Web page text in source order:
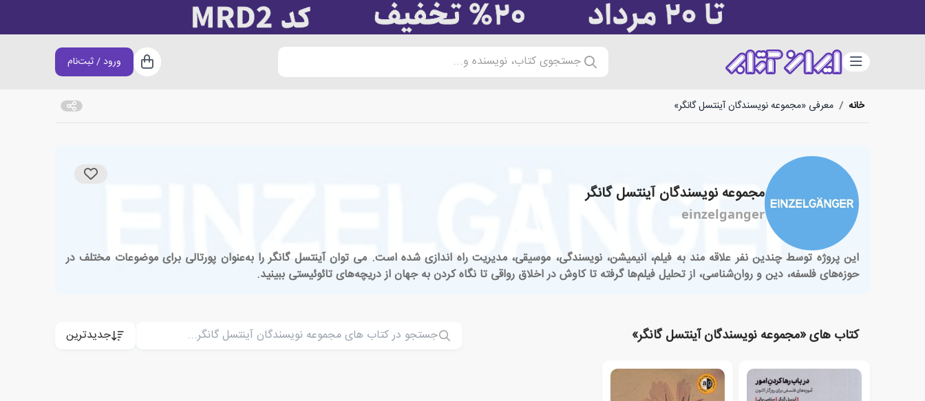
دسته‌بندی جستجوی کتاب، نویسنده و... سبد خرید
ورود / ثبت‌نام
خانه / معرفی «مجموعه نویسندگان آینتسل گانگر»
مجموعه نویسندگان آینتسل گانگر
einzelganger
این پروژه توسط چندین نفر علاقه مند به فیلم، انیمیشن، نویسندگی، موسیقی، مدیریت راه اندازی شده است. می توان آینتسل گانگر را به‌عنوان پورتالی برای موضوعات مختلف در
حوزه‌های فلسفه، دین و روان‌شناسی، از تحلیل فیلم‌ها گرفته تا کاوش در اخلاق رواقی تا نگاه کردن به جهان از دریچه‌های تائوئیستی ببینید.
کتاب های «مجموعه نویسندگان آینتسل گانگر» جدیدترین